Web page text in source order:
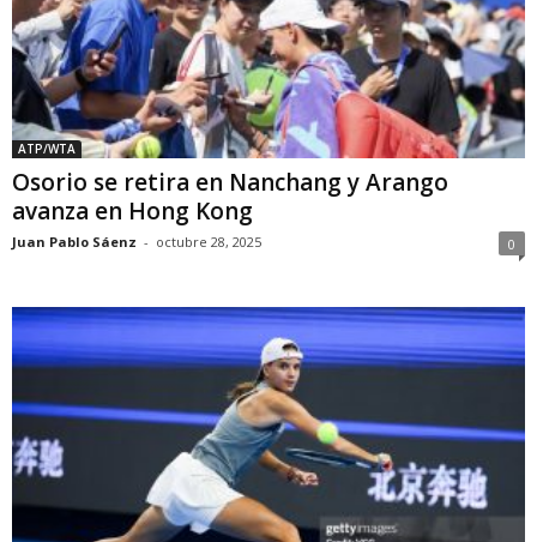
ATP/WTA
Osorio se retira en Nanchang y Arango
avanza en Hong Kong
Juan Pablo Sáenz - octubre 28, 2025 0